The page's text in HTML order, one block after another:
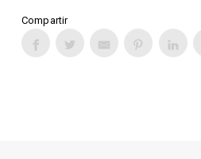
Compartir